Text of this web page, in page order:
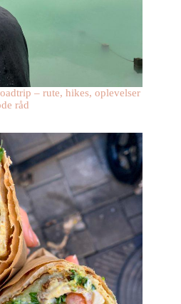
– rute, hikes, oplevelser
råd